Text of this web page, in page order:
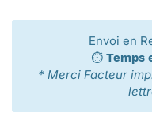
Envoi en
⏱️ Temps
* Merci Facteur